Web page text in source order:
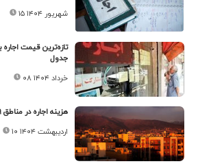
۱۵ شهریور ۱۴۰۴
جدول
۰۸ خرداد ۱۴۰۴
هزینه اجاره در مناطق ۹ تا ۲۰ تهران+ جدول
۱۰ اردیبهشت ۱۴۰۴